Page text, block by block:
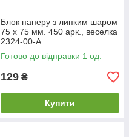
Блок паперу з липким шаром
75 х 75 мм. 450 арк., веселка
2324-00-А
Готово до відправки 1 од.
129 ₴
Купити